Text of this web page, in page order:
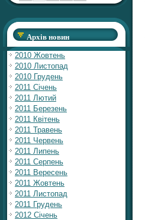
Архів новин
2010 Жовтень
2010 Листопад
2010 Грудень
2011 Січень
2011 Лютий
2011 Березень
2011 Квітень
2011 Травень
2011 Червень
2011 Липень
2011 Серпень
2011 Вересень
2011 Жовтень
2011 Листопад
2011 Грудень
2012 Січень